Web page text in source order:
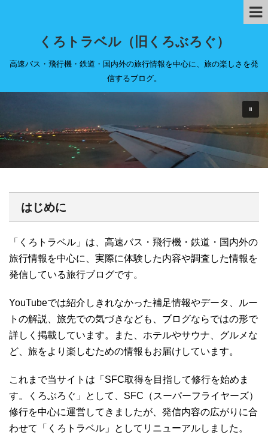
くろトラベル（旧くろぶろぐ）
高速バス・飛行機・鉄道・国内外の旅行情報を中心に、旅の楽しさを発
信するブログ。
はじめに
「くろトラベル」は、高速バス・飛行機・鉄道・国内外の
旅行情報を中心に、実際に体験した内容や調査した情報を
発信している旅行ブログです。
YouTubeでは紹介しきれなかった補足情報やデータ、ルー
トの解説、旅先での気づきなども、ブログならではの形で
詳しく掲載しています。また、ホテルやサウナ、グルメな
ど、旅をより楽しむための情報もお届けしています。
これまで当サイトは「SFC取得を目指して修行を始めま
す。くろぶろぐ」として、SFC（スーパーフライヤーズ）
修行を中心に運営してきましたが、発信内容の広がりに合
わせて「くろトラベル」としてリニューアルしました。